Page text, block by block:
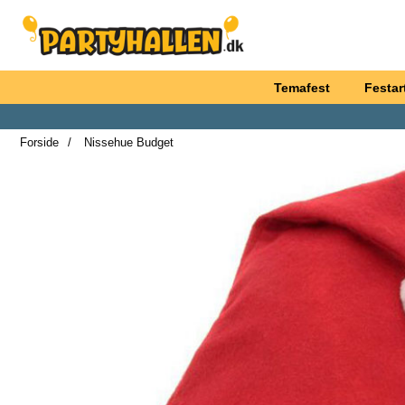
Startside for Partyhallen AB
Temafest
Forside
Nissehue Budget